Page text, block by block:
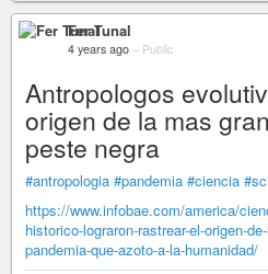
Fer Tunal
4 years ago – Public
Antropologos
origen de la mas
peste negra
#antropologia #pandemia #ciencia
https://www.infobae.com/america/
historico-lograron-rastrear-el-origen-
pandemia-que-azoto-a-la-humanidad/